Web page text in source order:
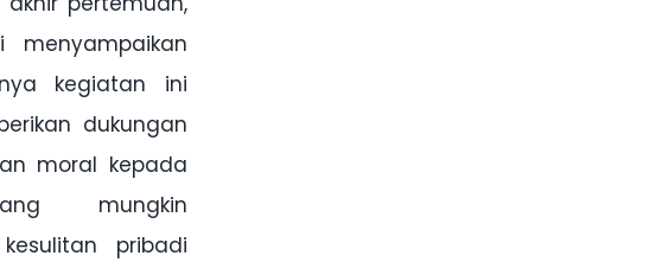
menyampaikan
kegiatan ini
dukungan
moral kepada
mungkin
pribadi